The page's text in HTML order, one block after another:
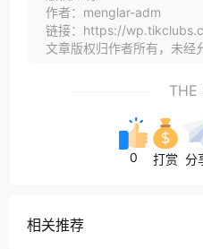
作者：menglar-adm
链接：https://
文章版权归作者所有，未经
THE
0 打赏 分
相关推荐